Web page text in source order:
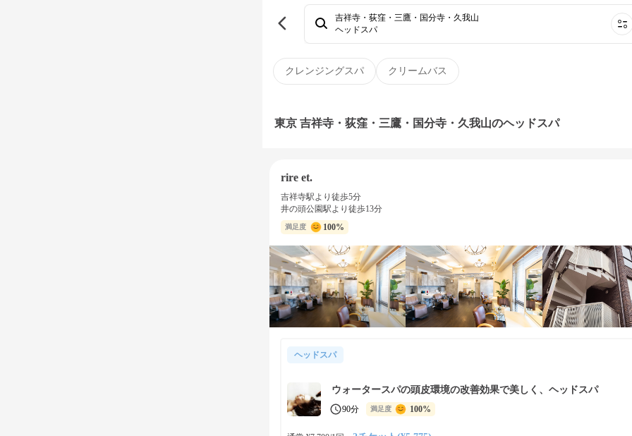
クレンジングスパ クリームバス
吉祥寺・荻窪・三鷹・国分寺・久我山
ヘッドスパ
東京 吉祥寺・荻窪・三鷹・国分寺・久我山のヘッドスパ
rire et.
吉祥寺駅より徒歩5分
井の頭公園駅より徒歩13分
満足度 100%
ヘッドスパ
ウォータースパの頭皮環境の改善効果で美しく、ヘッドスパ
90分 満足度 100%